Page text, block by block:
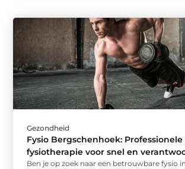
Gezondheid
Fysio Bergschenhoek: Professionele
fysiotherapie voor snel en
Ben je op zoek naar een betrouwbare fysio in